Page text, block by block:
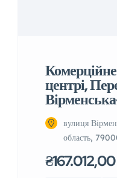
центрі,
вулиця
область,
₴167.012,00